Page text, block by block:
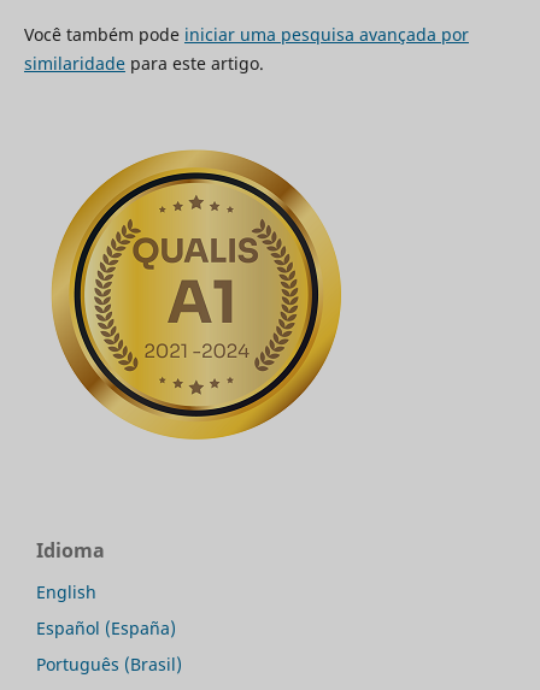
Você também pode iniciar uma pesquisa avançada por
similaridadepara este artigo.
Idioma
English
Español (España)
Português (Brasil)